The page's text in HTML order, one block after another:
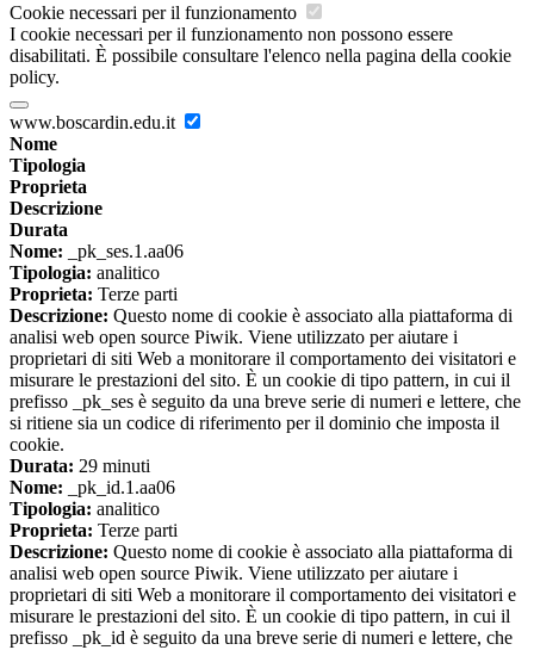
Cookie necessari per il funzionamento
I cookie necessari per il funzionamento non possono essere
disabilitati. È possibile consultare l'elenco nella pagina della cookie
policy.
www.boscardin.edu.it
Nome
Tipologia
Proprieta
Descrizione
Durata
Nome: _pk_ses.1.aa06
Tipologia: analitico
Proprieta: Terze parti
Descrizione: Questo nome di cookie è associato alla piattaforma di
analisi web open source Piwik. Viene utilizzato per aiutare i
proprietari di siti Web a monitorare il comportamento dei visitatori e
misurare le prestazioni del sito. È un cookie di tipo pattern, in cui il
prefisso _pk_ses è seguito da una breve serie di numeri e lettere, che
si ritiene sia un codice di riferimento per il dominio che imposta il
cookie.
Durata: 29 minuti
Nome: _pk_id.1.aa06
Tipologia: analitico
Proprieta: Terze parti
Descrizione: Questo nome di cookie è associato alla piattaforma di
analisi web open source Piwik. Viene utilizzato per aiutare i
proprietari di siti Web a monitorare il comportamento dei visitatori e
misurare le prestazioni del sito. È un cookie di tipo pattern, in cui il
prefisso _pk_id è seguito da una breve serie di numeri e lettere, che